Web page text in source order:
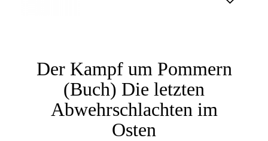
Der Kampf um Pommern
(Buch) Die letzten
Abwehrschlachten im
Osten